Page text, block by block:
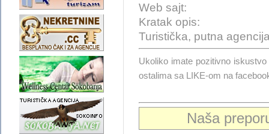
Web sajt:
Kratak opis:
Turistička, putna
Ukoliko imate pozitivno
ostalima sa LIKE-om na
Naša